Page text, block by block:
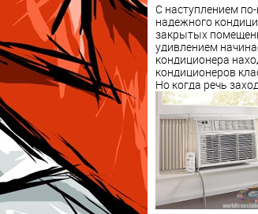
С наступлением
надежного
закрытых
удивлением
кондиционера
кондиционеров
Но когда речь